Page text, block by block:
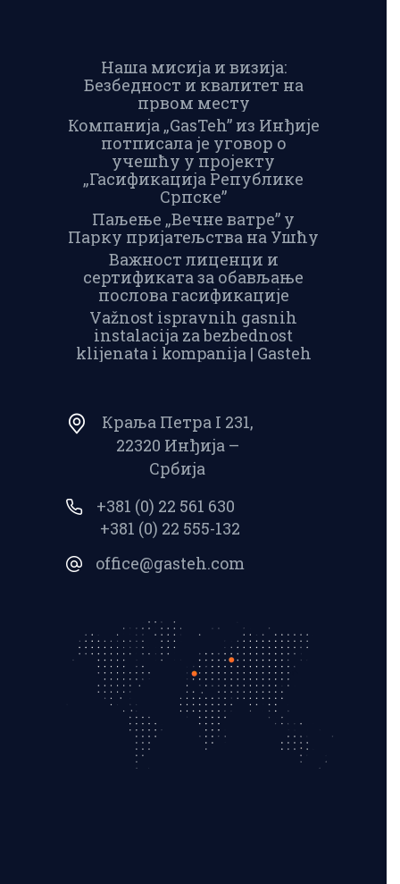
Наша мисија и визија:
Безбедност и квалитет на
првом месту
Компанија „GasTeh” из Инђије
потписала је уговор о
учешћу у пројекту
„Гасификација Републике
Српске”
Паљење „Вечне ватре” у
Парку пријатељства на Ушћу
Важност лиценци и
сертификата за обављање
послова гасификације
Važnost ispravnih gasnih
instalacija za bezbednost
klijenata i kompanija | Gasteh
Краља Петра I 231,
22320 Инђија –
Србија
+381 (0) 22 561 630
+381 (0) 22 555-132
office@gasteh.com